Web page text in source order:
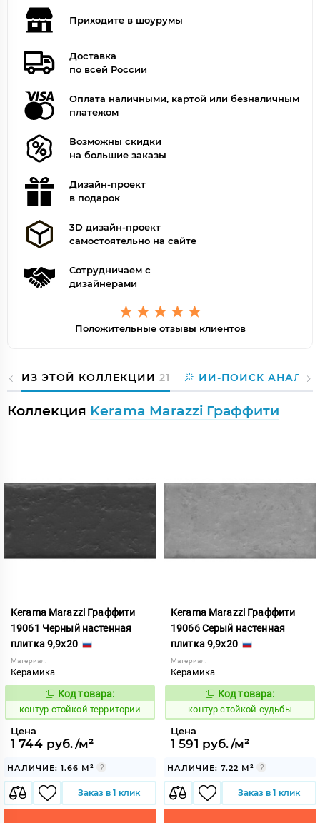
Приходите в шоурумы
Доставка
по всей России
Оплата наличными, картой или безналичным
платежом
Возможны скидки
на большие заказы
Дизайн-проект
в подарок
3D дизайн-проект
самостоятельно на сайте
Сотрудничаем с
дизайнерами
Положительные отзывы клиентов
ИЗ ЭТОЙ КОЛЛЕКЦИИ 21 ИИ-ПОИСК
Коллекция Kerama Marazzi Граффити
Kerama Marazzi Граффити
19061 Черный настенная
плитка 9,9x20
Материал:
Керамика
762354
Код товара:
контур стойкой территории
Цена
1 744 руб./м²
НАЛИЧИЕ: 1.66 М²
Заказ в 1 клик
Kerama Marazzi Граффити
19066 Серый настенная
плитка 9,9x20
Материал:
Керамика
762349
Код товара:
контур стойкой судьбы
Цена
1 591 руб./м²
НАЛИЧИЕ: 7.22 М²
Заказ в 1 клик